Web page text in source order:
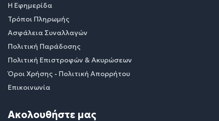
Η Εφημερίδα
Τρόποι Πληρωμής
Ασφάλεια Συναλλαγών
Πολιτική Παράδοσης
Πολιτική Επιστροφών & Ακυρώσεων
Όροι Χρήσης - Πολιτική Απορρήτου
Επικοινωνία
Ακολουθήστε μας